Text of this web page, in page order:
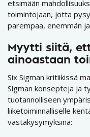
etsimään
toimintojaan, jotta
parempaa, enemmän
Myytti siitä,
ainoastaan
Six Sigman kritiikissä
Sigman konsepteja ja
tuotannolliseen
liiketoiminnalliselle
vastakysymyksinä: